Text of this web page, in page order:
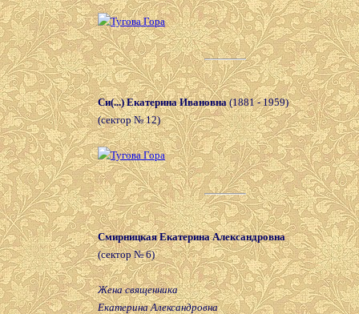
Си(...) Екатерина Ивановна(1881 - 1959)
(сектор № 12)
Смирницкая Екатерина Александровна
(сектор № 6)
Жена священника
Екатерина Александровна